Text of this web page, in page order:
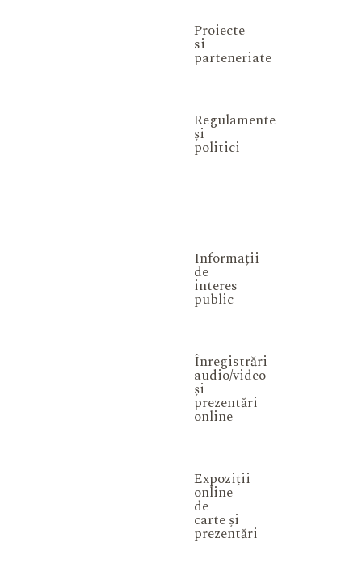
Proiecte
si
parteneriate
Regulamente
și
politici
Informații
de
interes
public
Înregistrări
audio/video
și
prezentări
online
Expoziții
online
de
carte și
prezentări